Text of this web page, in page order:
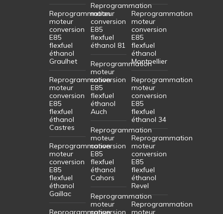
Reprogrammation
moteur
conversion
E85
flexfuel
éthanol
Graulhet
Reprogrammation
moteur
conversion
E85
flexfuel
éthanol
Castres
Reprogrammation
moteur
conversion
E85
flexfuel
éthanol
Gaillac
Reprogrammation
Reprogrammation
moteur
conversion
E85
flexfuel
éthanol 81
Reprogrammation
moteur
conversion
E85
flexfuel
éthanol
Auch
Reprogrammation
moteur
conversion
E85
flexfuel
éthanol
Cahors
Reprogrammation
moteur
conversion
Reprogrammation
moteur
conversion
E85
flexfuel
éthanol
Montpellier
Reprogrammation
moteur
conversion
E85
flexfuel
éthanol 34
Reprogrammation
moteur
conversion
E85
flexfuel
éthanol
Revel
Reprogrammation
moteur